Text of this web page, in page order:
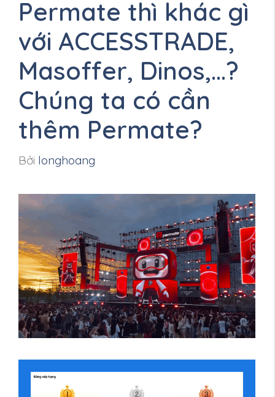
Permate thì khác gì
với ACCESSTRADE,
Masoffer, Dinos,…?
Chúng ta có cần
thêm Permate?
Bởi longhoang